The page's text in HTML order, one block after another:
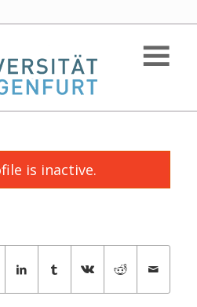
is inactive.